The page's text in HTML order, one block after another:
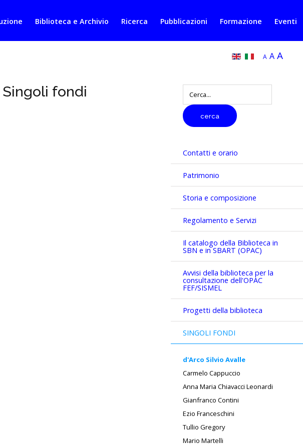
Biblioteca e Archivio Ricerca Pubblicazioni Formazione Eventi
A A A
fondi
testo
da
cercare
cerca
Contatti e orario
Patrimonio
Storia e composizione
Regolamento e Servizi
Il catalogo della Biblioteca in
SBN e in SBART (OPAC)
Avvisi della biblioteca per la
consultazione dell'OPAC
FEF/SISMEL
Progetti della biblioteca
SINGOLI FONDI
d'Arco Silvio Avalle
Carmelo Cappuccio
Anna Maria Chiavacci Leonardi
Gianfranco Contini
Ezio Franceschini
Tullio Gregory
Mario Martelli